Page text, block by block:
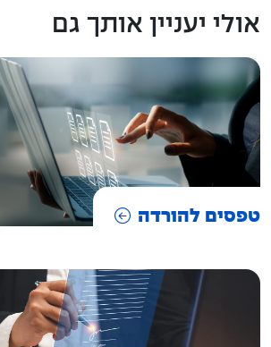
אולי יעניין אותך גם
טפסים להורדה